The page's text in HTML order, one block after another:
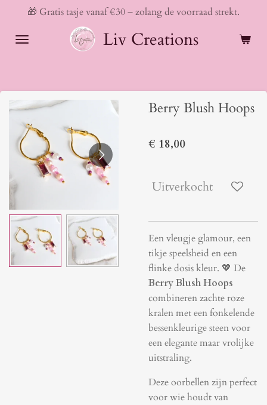
naar
Liv Creations
🎁 Gratis tasje vanaf €30 – zolang de voorraad strekt.
Berry Blush Hoops
€ 18,00
Uitverkocht
Een vleugje glamour, een
tikje speelsheid en een
flinke dosis kleur. 💖 De
Berry Blush Hoops
combineren zachte roze
kralen met een fonkelende
bessenkleurige steen voor
een elegante maar vrolijke
uitstraling.
Deze oorbellen zijn perfect
voor wie houdt van